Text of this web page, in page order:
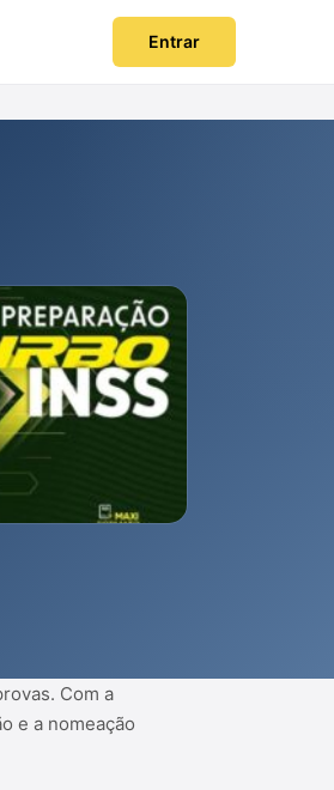
Entrar
Com a
e a nomeação